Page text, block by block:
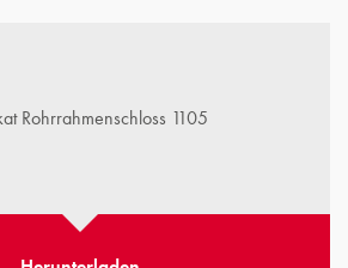
Rohrrahmenschloss 1105